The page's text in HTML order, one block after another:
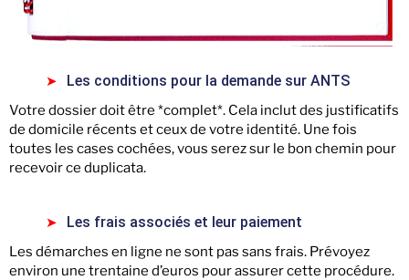
Les conditions pour la demande sur ANTS
Votre dossier doit être *complet*. Cela inclut des justificatifs
de domicile récents et ceux de votre identité. Une fois
toutes les cases cochées, vous serez sur le bon chemin pour
recevoir ce duplicata.
Les frais associés et leur paiement
Les démarches en ligne ne sont pas sans frais. Prévoyez
environ une trentaine d’euros pour assurer cette procédure.